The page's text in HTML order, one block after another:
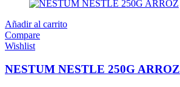
Añadir al carrito
Compare
Wishlist
NESTUM NESTLE 250G ARROZ